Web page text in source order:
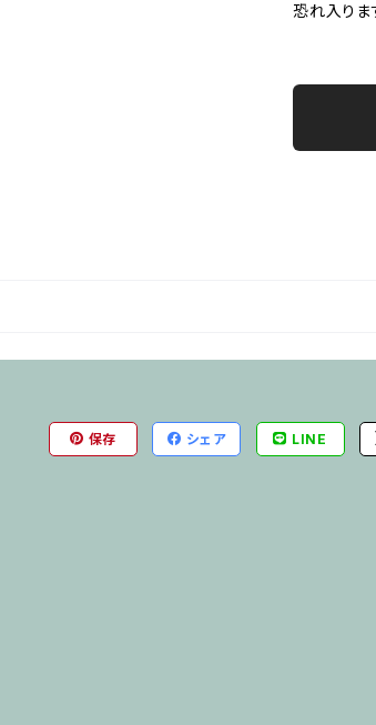
恐れ入りま
保存 シェア LINE